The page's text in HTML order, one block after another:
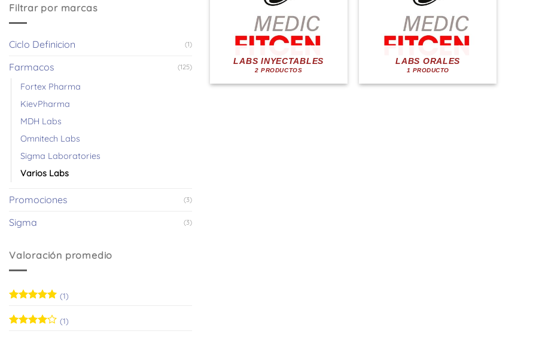
Filtrar por marcas
Ciclo Definicion (1)
Farmacos (125)
Fortex Pharma
KievPharma
MDH Labs
Omnitech Labs
Sigma Laboratories
Varios Labs
Promociones (3)
Sigma (3)
Valoración promedio
con5de 5
(1)
(1)
LABS INYECTABLES
2 PRODUCTOS
LABS ORALES
1 PRODUCTO